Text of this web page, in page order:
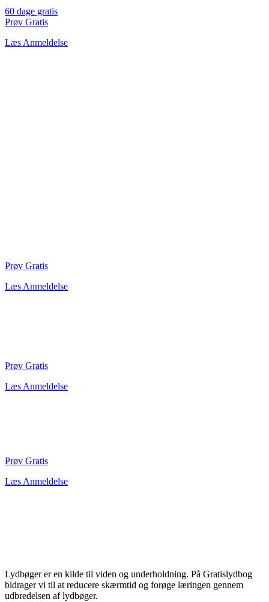
60 dage gratis
Prøv Gratis
Læs Anmeldelse
Prøv Gratis
Læs Anmeldelse
Prøv Gratis
Læs Anmeldelse
Prøv Gratis
Læs Anmeldelse
Lydbøger er en kilde til viden og underholdning. På Gratislydbog
bidrager vi til at reducere skærmtid og forøge læringen gennem
udbredelsen af lydbøger.